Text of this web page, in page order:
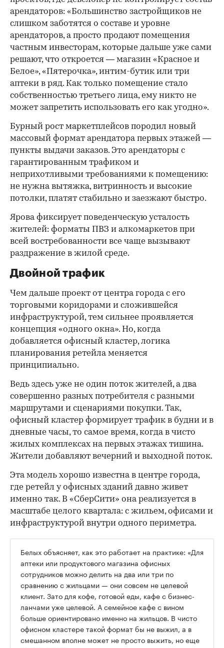
арендаторов: «Большинство застройщиков не
слишком заботятся о составе и уровне
арендаторов, а просто продают помещения
частным инвесторам, которые дальше уже сами
решают, что откроется — магазин «Красное и
Белое», «Пятерочка», интим-бутик или три
аптеки в ряд. Как только помещение стало
собственностью третьего лица, ему никто не
может запретить использовать его как угодно».
Бурный рост маркетплейсов породил новый
массовый формат арендатора первых этажей —
пункты выдачи заказов. Это арендаторы с
гарантированным трафиком и
неприхотливыми требованиями к помещению:
не нужна вытяжка, витринность и высокие
потолки, платят стабильно и заезжают быстро.
Ярова фиксирует поведенческую усталость
жителей: форматы ПВЗ и алкомаркетов при
всей востребованности все чаще вызывают
раздражение в жилой среде.
Двойной трафик
Чем дальше проект от центра города с его
торговыми коридорами и сложившейся
инфраструктурой, тем сильнее проявляется
концепция «одного окна». Но, когда
добавляется офисный кластер, логика
планирования ретейла меняется
принципиально.
Ведь здесь уже не один поток жителей, а два
совершенно разных потребителя с разными
маршрутами и сценариями покупки. Так,
офисный кластер формирует трафик в будни и в
дневные часы, то самое время, когда в чисто
жилых комплексах на первых этажах тишина.
Жители добавляют вечерний и выходной поток.
Эта модель хорошо известна в центре города,
где ретейл у офисных зданий давно живет
именно так. В «СберСити» она реализуется в
масштабе целого квартала: с жильем, офисами и
инфраструктурой внутри одного периметра.
Белых объясняет, как это работает на практике: «Для
аптеки или продуктового магазина офисных
сотрудников можно делить на два или три по
сравнению с жильцами — они совсем не целевой
клиент. Зато для кофе, готовой еды, кафе с бизнес-
ланчами уже целевой. А семейное кафе с вином
больше ориентировано именно на жильцов. В чисто
офисном кластере такой формат бы не выжил, а в
смешанном вполне может не просто выжить, но еще